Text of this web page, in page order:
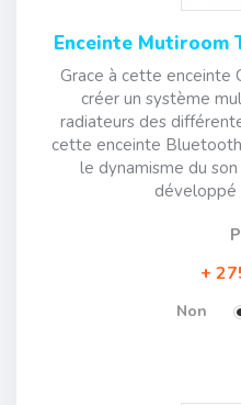
Enceinte Mutiroom
Grace à cette enceinte
créer un système
radiateurs des
cette enceinte
le dynamisme du
développé
Non